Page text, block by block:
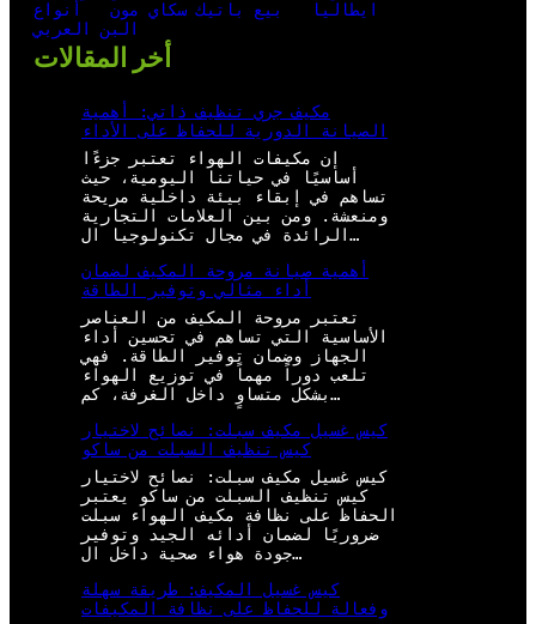
ايطاليا
بيع باتيك سكاي مون
أنواع
البن العربي
أخر المقالات
مكيف جري تنظيف ذاتي: أهمية
الصيانة الدورية للحفاظ على الأداء
إن مكيفات الهواء تعتبر جزءًا
أساسيًا في حياتنا اليومية، حيث
تساهم في إبقاء بيئة داخلية مريحة
ومنعشة. ومن بين العلامات التجارية
الرائدة في مجال تكنولوجيا ال…
أهمية صيانة مروحة المكيف لضمان
أداء مثالي وتوفير الطاقة
تعتبر مروحة المكيف من العناصر
الأساسية التي تساهم في تحسين أداء
الجهاز وضمان توفير الطاقة. فهي
تلعب دوراً مهماً في توزيع الهواء
بشكل متساوٍ داخل الغرفة، كم…
كيس غسيل مكيف سبلت: نصائح لاختيار
كيس تنظيف السبلت من ساكو
كيس غسيل مكيف سبلت: نصائح لاختيار
كيس تنظيف السبلت من ساكو يعتبر
الحفاظ على نظافة مكيف الهواء سبلت
ضروريًا لضمان أدائه الجيد وتوفير
جودة هواء صحية داخل ال…
كيس غسيل المكيف: طريقة سهلة
وفعالة للحفاظ على نظافة المكيفات